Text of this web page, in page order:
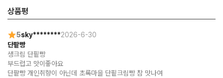
상품평
5sky********2026-6-30
단팥빵
생크림 단핕빵
부드럽고 맛이좋아요
단팥빵 개인취향이 아닌데 초록마을 단핕크림빵 참 맛나여